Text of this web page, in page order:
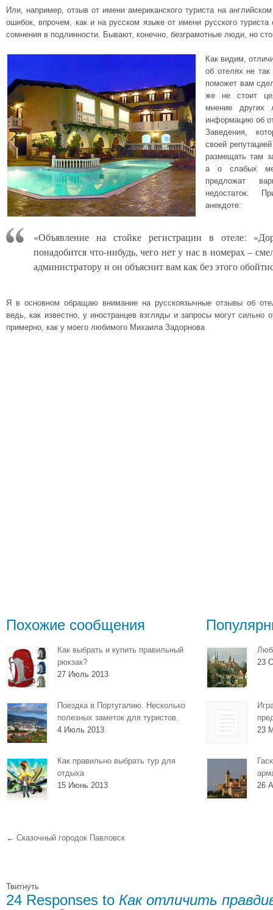
Или, например, отзыв от имени американского туриста на
ошибок, впрочем, как и на русском языке от имени русского
сомнения в подлинности. Бывают, конечно, безграмотные люди, но
Как видим,
об отелях не
поможет вам
же не стоит
мнение других
информацию об
Заведения,
своей
размещать там
а о слабых
предложат
недостаток.
анекдоте:
«Объявление на стойке регистрации в отеле:
понадобится что-нибудь, чего нет у нас в номерах –
администратору и он объяснит вам как без этого
Я в основном обращаю внимание на русскоязычные отзывы об
ведь, как известно, у иностранцев взгляды и запросы могут
примерно, как у моего любимого Михаила Задорнова
Похожие сообщения
Как выбрать и купить правильный
рюкзак?
27 Июль 2013
Поездка в Португалию. Несколько
полезных заметок для туристов.
4 Июль 2013
Как правильно выбрать тур для
отдыха
15 Июнь 2013
23
23
26
← Сказочный городок Павловск
Твитнуть
24 Responses to Как отличить